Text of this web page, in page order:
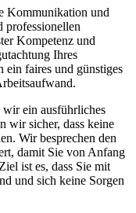
Kommunikation und
professionellen
Kompetenz und
Ihres
ein faires und günstiges
ein ausführliches
wir sicher, dass keine
Wir besprechen den
damit Sie von Anfang
ist es, dass Sie mit
und sich keine Sorgen